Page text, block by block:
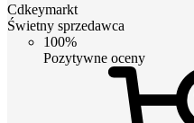
Cdkeymarkt
Świetny sprzedawca
100%
Pozytywne oceny